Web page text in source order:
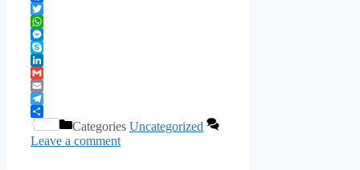
Facebook
Twitter
WhatsApp
Messenger
Skype
LinkedIn
Gmail
Email
Telegram
ShareCategories Uncategorized
Leave a comment